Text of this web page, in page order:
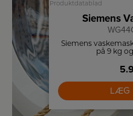
Produktdatablad
Siemens
Siemens
på 9 kg
LÆG